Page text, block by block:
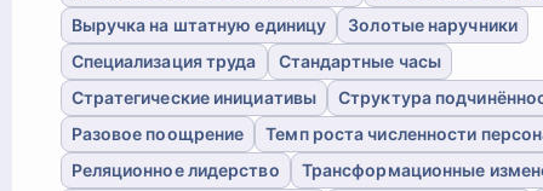
Выручка на штатную единицу
Золотые наручники
Специализация труда
Стандартные часы
Стратегические инициативы
Структура
Разовое поощрение
Темп роста численности
Реляционное лидерство
Трансформационные